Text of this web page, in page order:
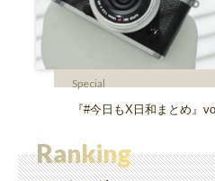
Special
『#今日もX日和まとめ』
Ranking